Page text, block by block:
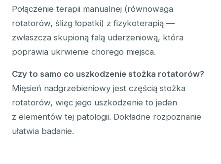
Połączenie terapii manualnej (równowaga
rotatorów, ślizg łopatki) z fizykoterapią —
zwłaszcza skupioną falą uderzeniową, która
poprawia ukrwienie chorego miejsca.
Czy to samo co uszkodzenie stożka rotatorów?
Mięsień nadgrzebieniowy jest częścią stożka
rotatorów, więc jego uszkodzenie to jeden
z elementów tej patologii. Dokładne rozpoznanie
ułatwia badanie.